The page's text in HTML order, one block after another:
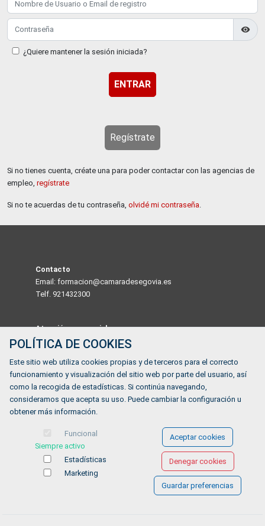
visibility
¿Quiere mantener la sesión iniciada?
Regístrate
Si no tienes cuenta, créate una para poder contactar con las agencias de
empleo, regístrate
Si no te acuerdas de tu contraseña, olvidé mi contraseña
Contacto
Email: formacion@camaradesegovia.es
Telf. 921432300
Atención presencial
Pº Ezequiel González 24, 1º J - 40002 Segovia
Horario
De lunes a viernes de 9:30 a 14:00h
FORMULARIO DE CONTACTO
POLÍTICA DE COOKIES
Este sitio web utiliza cookies propias y de terceros para el correcto
funcionamiento y visualización del sitio web por parte del usuario, así
como la recogida de estadísticas. Si continúa navegando,
consideramos que acepta su uso. Puede cambiar la configuración u
obtener más información.
Funcional
Siempre activo
Estadísticas
Marketing
Aceptar cookies
Denegar cookies
Guardar preferencias